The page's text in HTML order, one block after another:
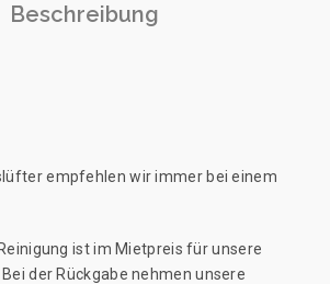
Beschreibung
empfehlen wir immer bei einem
ist im Mietpreis für unsere
der Rückgabe nehmen unsere